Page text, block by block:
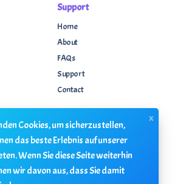
Support
Home
About
FAQs
Support
Contact
Knowledge Center
Custom Development
Sponsorships
Cookies, um sicherzustellen,
das beste Erlebnis auf unserer
Wenn Sie diese Seite weiterhin
wir davon aus, dass Sie damit
x